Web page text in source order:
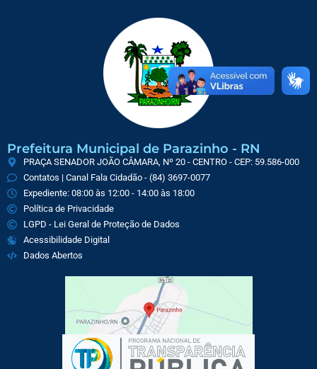
Prefeitura Municipal de Parazinho - RN
PRAÇA SENADOR JOÃO CÂMARA, Nº 20 - CENTRO - CEP: 59.586-000
Contatos | Canal Fala Cidadão - (84) 3697-0077
Expediente: 08:00 às 12:00 - 14:00 às 18:00
Política de Privacidade
LGPD - Lei Geral de Proteção de Dados
Acessibilidade Digital
Dados Abertos